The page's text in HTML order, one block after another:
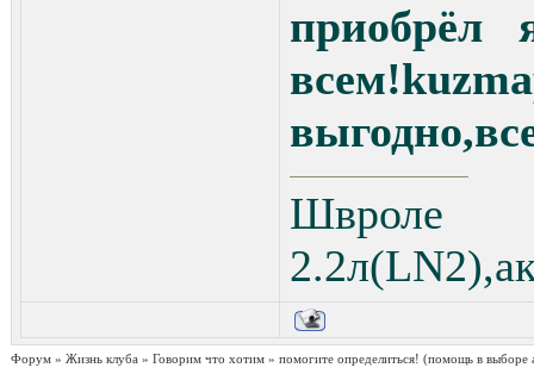
приобрёл
Швроле
Форум » Жизнь клуба » Говорим что хотим » помогите определиться! (помощь в выборе